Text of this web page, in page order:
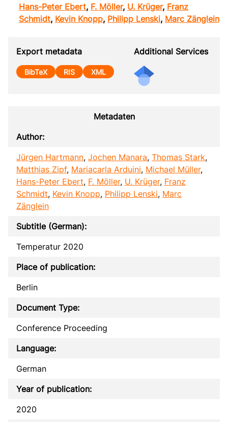
Hans-Peter Ebert, F. Möller, U. Krüger, Franz
Schmidt, Kevin Knopp, Philipp Lenski, Marc Zänglein
Export metadata
BibTeX RIS XML
Additional Services
Metadaten
Author:
Jürgen Hartmann, Jochen Manara, Thomas Stark,
Matthias Zipf, Mariacarla Arduini, Michael Müller,
Hans-Peter Ebert, F. Möller, U. Krüger, Franz
Schmidt, Kevin Knopp, Philipp Lenski, Marc
Zänglein
Subtitle (German):
Temperatur 2020
Place of publication:
Berlin
Document Type:
Conference Proceeding
Language:
German
Year of publication:
2020